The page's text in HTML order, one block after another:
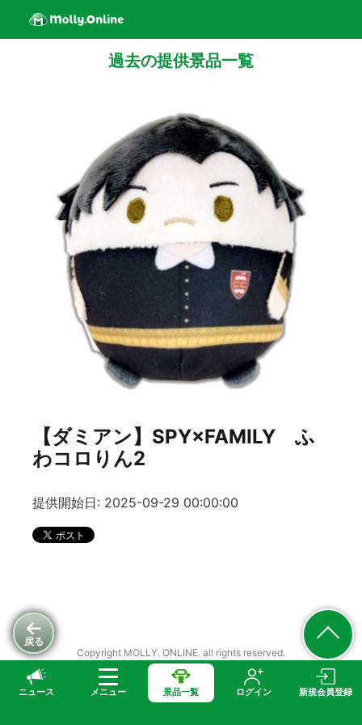
ニュース メニュー 景品一覧 ログイン 新規会員登録
戻る
過去の提供景品一覧
【ダミアン】SPY×FAMILY ふ
わコロりん2
提供開始日: 2025-09-29 00:00:00
Copyright MOLLY. ONLINE. all rights reserved.